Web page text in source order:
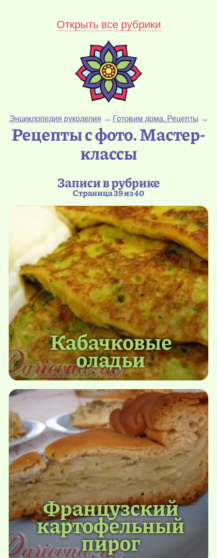
Открыть все рубрики
Энциклопедия рукоделия → Готовим дома. Рецепты →
Рецепты с фото. Мастер-
классы
Записи в рубрике
Страница 39 из 40
Кабачковые
оладьи
Французский
картофельный
пирог